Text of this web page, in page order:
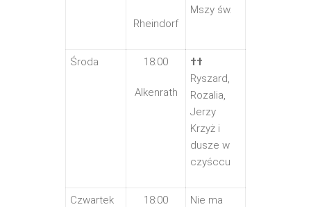
Rheindorf
Mszy św.
Środa 18:00
Alkenrath
††
Ryszard,
Rozalia,
Jerzy
Krzyż i
dusze w
czyśccu
Czwartek 18:00
Nie ma